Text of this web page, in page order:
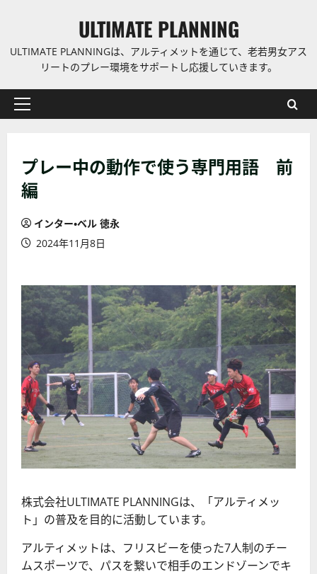
ULTIMATE PLANNING
ULTIMATE PLANNINGは、アルティメットを通じて、老若男女アス
リートのプレー環境をサポートし応援していきます。
プ
マ
リ
ー
ニ
ュ
プレー中の動作で使う専門用語 前
編
インター・ベル 徳永
2024年11月8日
株式会社ULTIMATE PLANNINGは、「アルティメッ
ト」の普及を目的に活動しています。
アルティメットは、フリスビーを使った7人制のチー
ムスポーツで、パスを繋いで相手のエンドゾーンでキ